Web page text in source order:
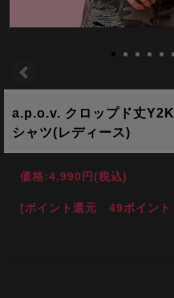
a.p.o.v. クロップド丈
シャツ(レディース)
価格:4,990円(税込)
[ポイント還元 49ポイント